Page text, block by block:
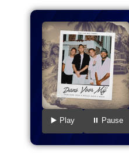
▶️ Play ⏸️ Pause